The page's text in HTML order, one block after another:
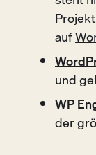
auf
und
WP
der